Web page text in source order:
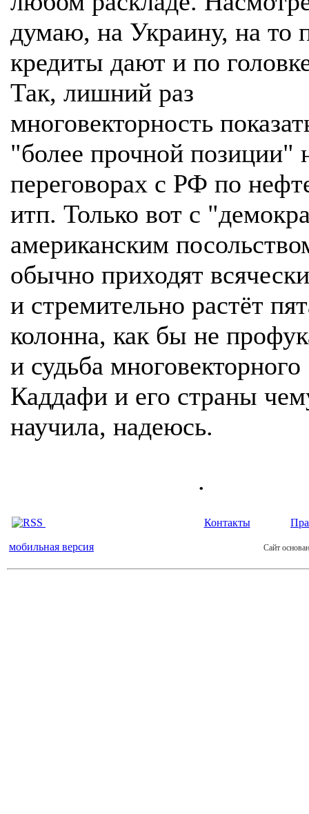
думаю, на Украину, на то
кредиты дают и по
Так, лишний раз
многовекторность
"более прочной позиции"
переговорах с РФ по
итп. Только вот с
американским
обычно приходят
и стремительно растёт
колонна, как бы не
и судьба многовекторного
Каддафи и его страны
научила, надеюсь.
.
Контакты
мобильная версия Сайт